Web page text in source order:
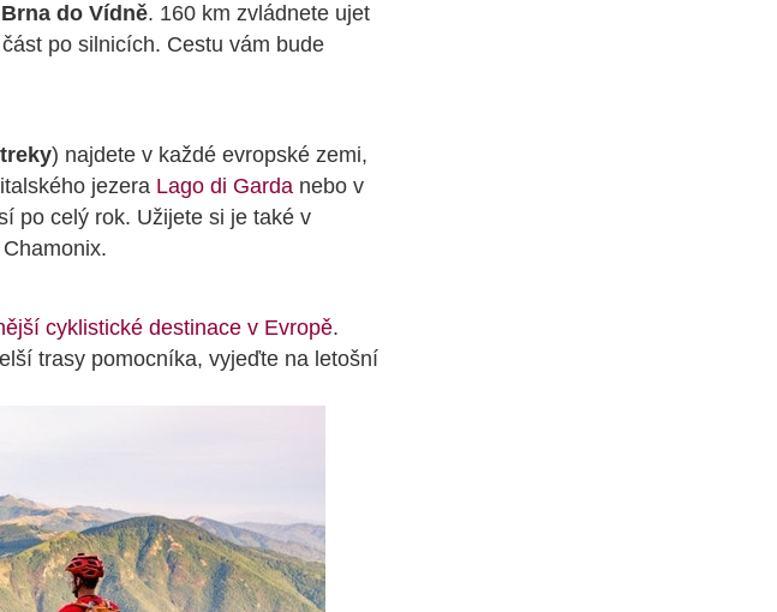
Brna do Vídně. 160 km zvládnete ujet
po silnicích. Cestu vám bude
) najdete v každé evropské zemi,
jezera Lago di Garda nebo v
po celý rok. Užijete si je také v
cyklistické destinace v Evropě.
trasy pomocníka, vyjeďte na letošní